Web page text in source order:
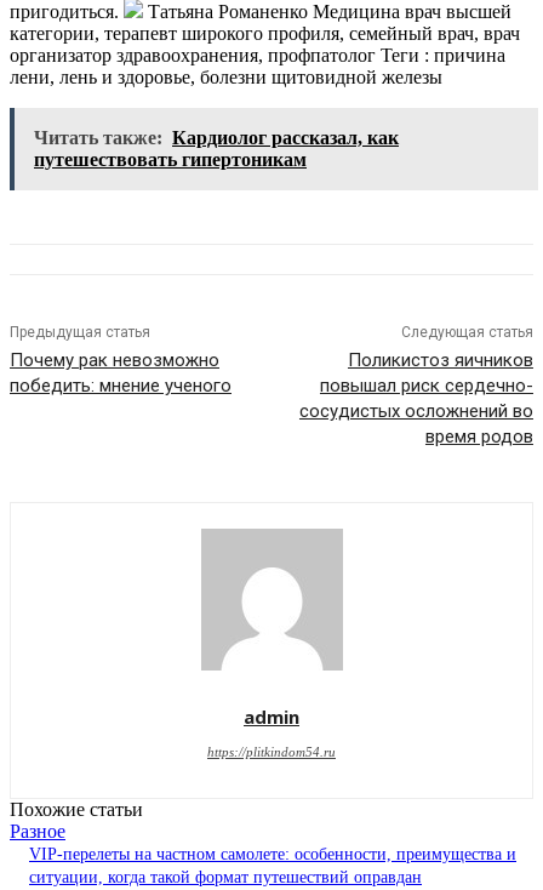
пригодиться.
Татьяна Романенко Медицина врач высшей
категории, терапевт широкого профиля, семейный врач, врач
организатор здравоохранения, профпатолог Теги : причина
лени, лень и здоровье, болезни щитовидной железы
Читать также: Кардиолог рассказал, как
путешествовать гипертоникам
Предыдущая статья
Почему рак невозможно
победить: мнение ученого
Следующая статья
Поликистоз яичников
повышал риск сердечно-
сосудистых осложнений во
время родов
admin
https://plitkindom54.ru
Похожие статьи
Разное
VIP-перелеты на частном самолете: особенности, преимущества и
ситуации, когда такой формат путешествий оправдан